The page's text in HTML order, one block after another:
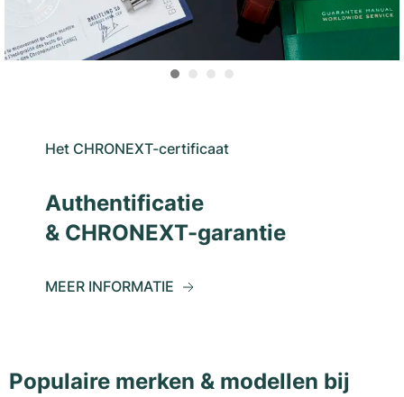
Het CHRONEXT-certificaat
Authentificatie
& CHRONEXT-garantie
MEER INFORMATIE
Populaire merken & modellen bij